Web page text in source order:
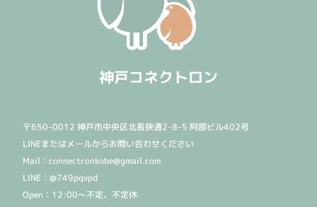
神戸コネクトロン
〒650-0012 神戸市中央区北長狭通2-8-5 阿部ビル402号
LINEまたはメールからお問い合わせください
Mail：connectronkobe@gmail.com
LINE：@749pqvpd
Open：12:00〜不定、不定休